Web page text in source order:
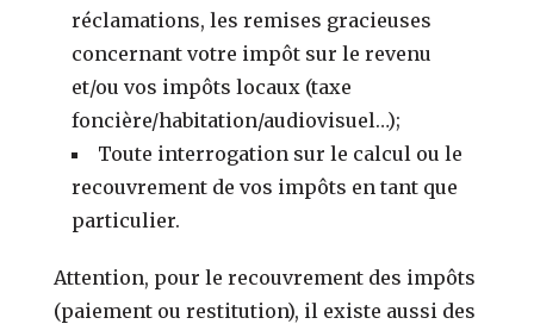
réclamations, les remises gracieuses
concernant votre impôt sur le revenu
et/ou vos impôts locaux (taxe
foncière/habitation/audiovisuel…);
Toute interrogation sur le calcul ou le
recouvrement de vos impôts en tant que
particulier.
Attention, pour le recouvrement des impôts
(paiement ou restitution), il existe aussi des